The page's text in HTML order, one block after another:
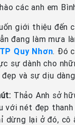
các anh em
giới thiệu đến
đang làm mưa
Quy Nhơn. Đó
sự dành cho
đẹp và sự dịu
Thảo Anh sở
với nét đẹp
dừng lại ở đó,